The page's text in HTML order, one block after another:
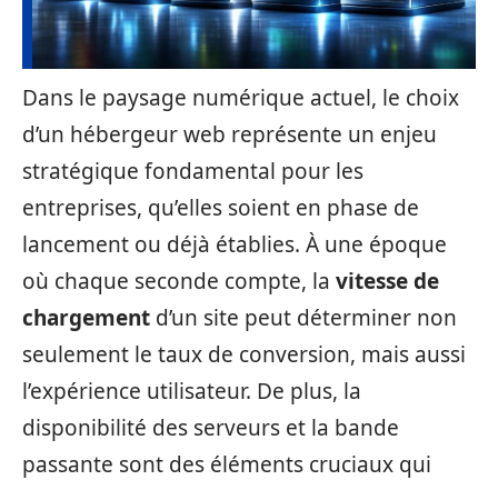
Dans le paysage numérique actuel, le choix
d’un hébergeur web représente un enjeu
stratégique fondamental pour les
entreprises, qu’elles soient en phase de
lancement ou déjà établies. À une époque
où chaque seconde compte, la vitesse de
chargement d’un site peut déterminer non
seulement le taux de conversion, mais aussi
l’expérience utilisateur. De plus, la
disponibilité des serveurs et la bande
passante sont des éléments cruciaux qui